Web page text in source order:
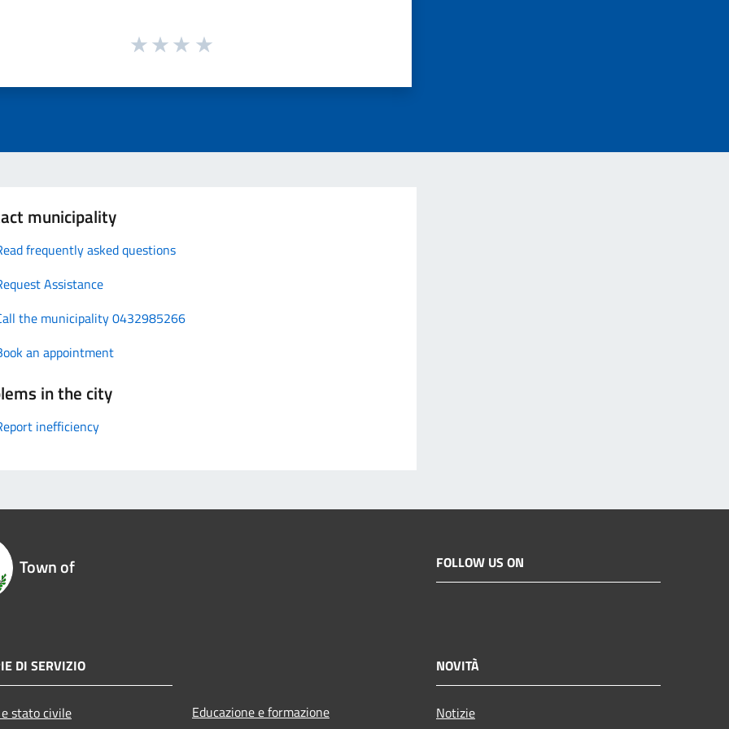
municipality
frequently asked questions
Assistance
the municipality 0432985266
an appointment
in the city
inefficiency
Town of FOLLOW US ON
DI SERVIZIO
stato civile Educazione e formazione
NOVITÀ
Notizie